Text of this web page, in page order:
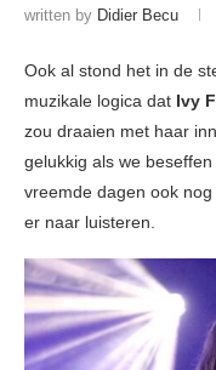
written by Didier Becu
Ook al stond het in de
muzikale logica dat Ivy
zou draaien met haar
gelukkig als we
vreemde dagen ook
er naar luisteren.